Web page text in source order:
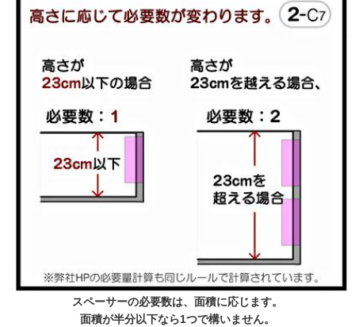
スペーサーの必要数は、面積に応じます。
面積が半分以下なら1つで構いません。